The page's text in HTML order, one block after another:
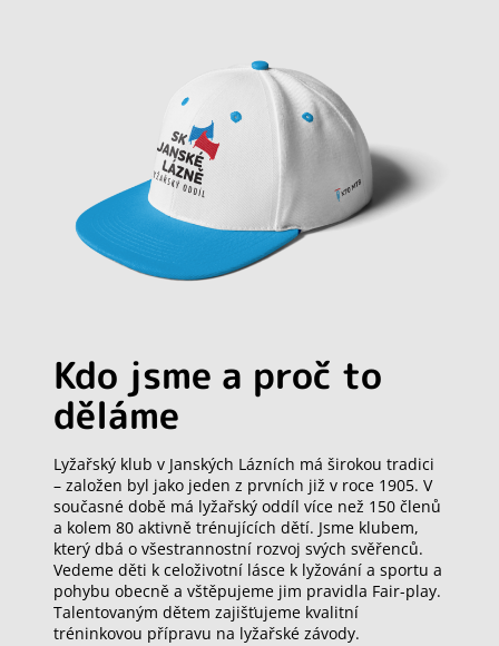
Kdo jsme a proč to
děláme
Lyžařský klub v Janských Lázních má širokou tradici
– založen byl jako jeden z prvních již v roce 1905. V
současné době má lyžařský oddíl více než 150 členů
a kolem 80 aktivně trénujících dětí. Jsme klubem,
který dbá o všestrannostní rozvoj svých svěřenců.
Vedeme děti k celoživotní lásce k lyžování a sportu a
pohybu obecně a vštěpujeme jim pravidla Fair-play.
Talentovaným dětem zajišťujeme kvalitní
tréninkovou přípravu na lyžařské závody.